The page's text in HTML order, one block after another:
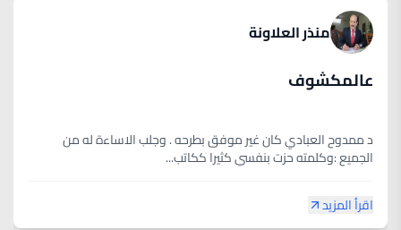
منذر العلاونة
عالمكشوف
د ممدوح العبادي كان غير موفق بطرحه . وجلب الاساءة له من
الجميع :وكلمته حزت بنفسي كثيرا ككاتب...
اقرأ المزيد